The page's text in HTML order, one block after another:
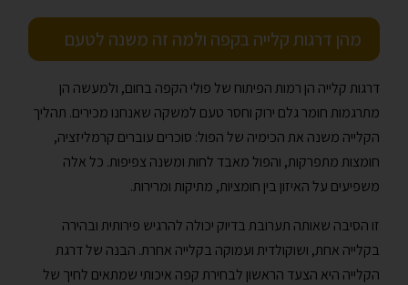
מהן דרגות קלייה בקפה ולמה זה משנה לטעם
דרגות קלייה הן רמות הפיתוח של פולי הקפה בחום, ולמעשה הן
מתרגמות חומר גלם ירוק וחסר טעם למשקה שאנחנו מכירים. תהליך
הקלייה משנה את הכימיה של הפול: סוכרים עוברים קרמליזציה,
חומצות מתפרקות, והפול מאבד לחות ומשנה צפיפות. כל אלה
משפיעים על האיזון בין חומציות, מתיקות ומרירות.
זו הסיבה שאותה תערובת בדיוק יכולה להרגיש פירותית ובהירה
בקלייה אחת, ושוקולדית ועמוקה בקלייה אחרת. הבנה של דרגת
הקלייה היא הצעד הראשון לבחירת קפה איכותי שמתאים לחיך של